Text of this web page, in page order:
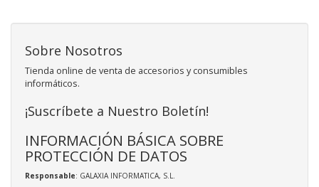
Sobre Nosotros
Tienda online de venta de accesorios y consumibles
informáticos.
¡Suscríbete a Nuestro Boletín!
INFORMACIÓN BÁSICA SOBRE
PROTECCIÓN DE DATOS
Responsable: GALAXIA INFORMATICA, S.L.